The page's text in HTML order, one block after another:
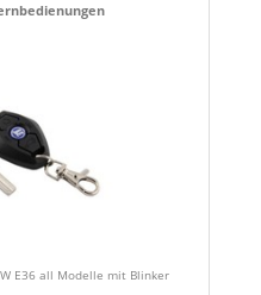
E36 all Modelle mit Blinker